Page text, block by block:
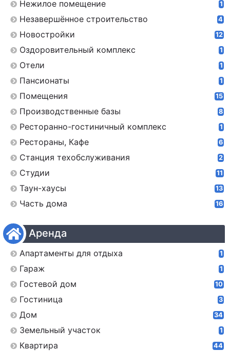
Нежилое помещение 1
Незавершённое строительство 4
Новостройки 12
Оздоровительный комплекс 1
Отели 1
Пансионаты 1
Помещения 15
Производственные базы 8
Ресторанно-гостиничный комплекс 1
Рестораны, Кафе 6
Станция техобслуживания 2
Студии 11
Таун-хаусы 13
Часть дома 16
Аренда
Апартаменты для отдыха 1
Гараж 1
Гостевой дом 10
Гостиница 3
Дом 34
Земельный участок 1
Квартира 44